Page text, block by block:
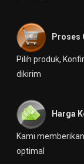
Proses
Pilih produk,
dikirim
Harga
Kami
optimal